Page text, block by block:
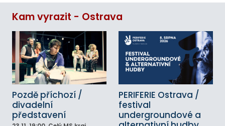
Kam vyrazit - Ostrava
Pozdě příchozí /
divadelní
představení
PERIFERIE Ostrava /
festival
undergroundové a